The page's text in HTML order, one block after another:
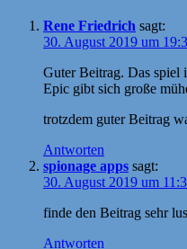
Rene Friedrich sagt:
30. August 2019 um
Guter Beitrag. Das spiel
Epic gibt sich große
trotzdem guter Beitrag
Antworten
spionage apps sagt:
30. August 2019 um
finde den Beitrag sehr
Antworten